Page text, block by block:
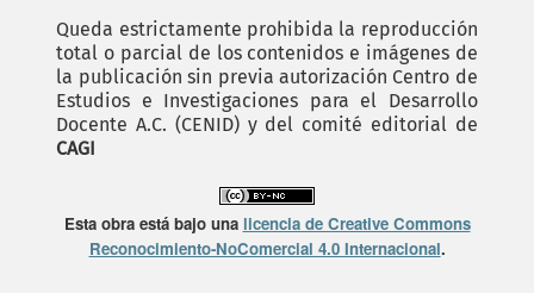
Queda estrictamente prohibida la reproducción
total o parcial de los contenidos e imágenes de
la publicación sin previa autorización Centro de
Estudios e Investigaciones para el Desarrollo
Docente A.C. (CENID) y del comité editorial de
CAGI
Esta obra está bajo una licencia de Creative Commons
Reconocimiento-NoComercial 4.0 Internacional.